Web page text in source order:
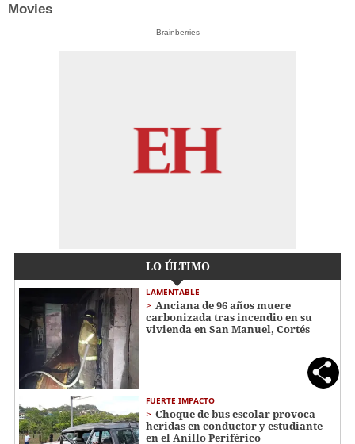
Movies
Brainberries
LO ÚLTIMO
LAMENTABLE
Anciana de 96 años muere
carbonizada tras incendio en su
vivienda en San Manuel, Cortés
FUERTE IMPACTO
Choque de bus escolar provoca
heridas en conductor y estudiante
en el Anillo Periférico